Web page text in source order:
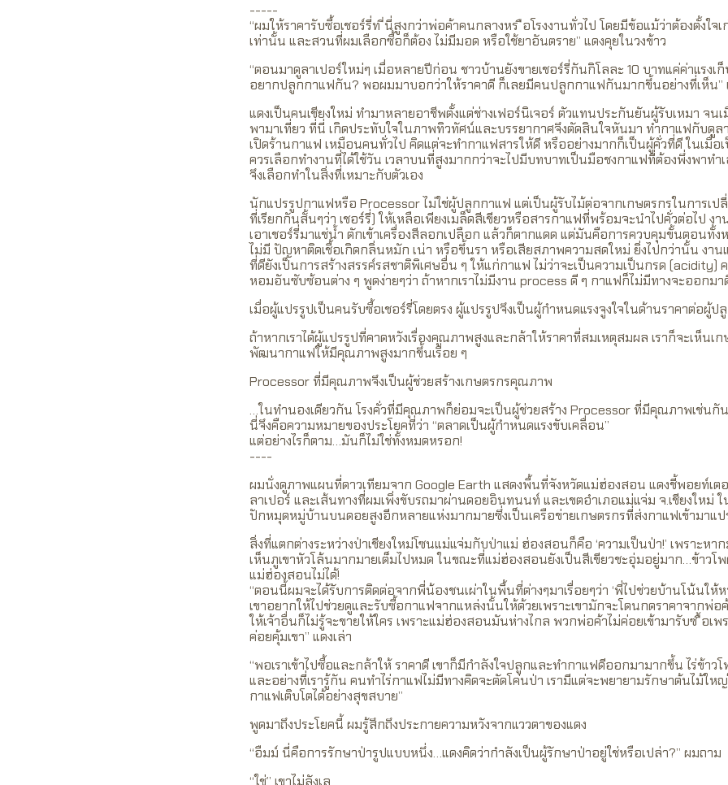
-----
“ผมให้ราคารับซื้อเชอร์รี่ท ี่นี่สูงกว่าพ่อค้าคนกลางหร ือโรงงานทั่วไป โดยมีข้อแม้ว่าต้องตั้งใ
เท่านั้น และสวนที่ผมเลือกซื้อก็ต้อง ไม่มีมอด หรือใช้ยาอันตราย” แดงคุยในวงข้าว
“ตอนมาดูลาเปอร์ใหม่ๆ เมื่อหลายปีก่อน ชาวบ้านยังขายเชอร์รี่กันกิโลละ 10 บาทแค่ค่าแรงเก็
อยากปลูกกาแฟกัน? พอผมมาบอกว่าให้ราคาดี ก็เลยมีคนปลูกกาแฟกันมากขึ้นอย่างที่เห็น”
แดงเป็นคนเชียงใหม่ ทำมาหลายอาชีพตั้งแต่ช่างเฟอร์นิเจอร์ ตัวแทนประกันยันผู้รับเหมา จน
พามาเที่ยว ที่นี่ เกิดประทับใจในภาพทิวทัศน์และบรรยากาศจึงตัดสินใจหันมา ทำกาแฟกับดูลา
เปิดร้านกาแฟ เหมือนคนทั่วไป คิดแต่จะทำกาแฟสารให้ดี หรืออย่างมากก็เป็นผู้คั่วที่ดี ในเมื่
ควรเลือกทำงานที่ได้ใช้วัน เวลาบนที่สูงมากกว่าจะไปมีบทบาทเป็นมือชงกาแฟที่ต้องพึ่งพาทำ
จึงเลือกทำในสิ่งที่เหมาะกับตัวเอง
นักแปรรูปกาแฟหรือ Processor ไม่ใช่ผู้ปลูกกาแฟ แต่เป็นผู้รับไม้ต่อจากเกษตรกรในการเ
ที่เรียกกันสั้นๆว่า เชอร์รี่) ให้เหลือเพียงเมล็ดสีเขียวหรือสารกาแฟที่พร้อมจะนำไปคั่วต่อไป ง
เอาเชอร์รี่มาแช่น้ำ ตักเข้าเครื่องสีลอกเปลือก แล้วก็ตากแดด แต่มันคือการควบคุมขั้นตอนทั้
ไม่มี ปัญหาติดเชื้อเกิดกลิ่นหมัก เน่า หรือขึ้นรา หรือเสียสภาพความสดใหม่ ยิ่งไปกว่านั้น งา
ที่ดียังเป็นการสร้างสรรค์รสชาติพิเศษอื่น ๆ ให้แก่กาแฟ ไม่ว่าจะเป็นความเป็นกรด (acidity)
หอมอันซับซ้อนต่าง ๆ พูดง่ายๆว่า ถ้าหากเราไม่มีงาน process ดี ๆ กาแฟก็ไม่มีทางจะออกมา
เมื่อผู้แปรรูปเป็นคนรับซื้อเชอร์รี่โดยตรง ผู้แปรรูปจึงเป็นผู้กำหนดแรงจูงใจในด้านราคาต่อผู้ป
ถ้าหากเราได้ผู้แปรรูปที่คาดหวังเรื่องคุณภาพสูงและกล้าให้ราคาที่สมเหตุสมผล เราก็จะเห็นเ
พัฒนากาแฟให้มีคุณภาพสูงมากขึ้นเรื่อย ๆ
Processor ที่มีคุณภาพจึงเป็นผู้ช่วยสร้างเกษตรกรคุณภาพ
…ในทำนองเดียวกัน โรงคั่วที่มีคุณภาพก็ย่อมจะเป็นผู้ช่วยสร้าง Processor ที่มีคุณภาพเช่นกัน
นี่จึงคือความหมายของประโยคที่ว่า “ตลาดเป็นผู้กำหนดแรงขับเคลื่อน”
แต่อย่างไรก็ตาม…มันก็ไม่ใช่ทั้งหมดหรอก!
----
ผมนั่งดูภาพแผนที่ดาวเทียมจาก Google Earth แสดงพื้นที่จังหวัดแม่ฮ่องสอน แดงชี้พอยท์เต
ลาเปอร์ และเส้นทางที่ผมเพิ่งขับรถมาผ่านดอยอินทนนท์ และเขตอำเภอแม่แจ่ม จ.เชียงใหม่
ปักหมุดหมู่บ้านบนดอยสูงอีกหลายแห่งมากมายซึ่งเป็นเครือข่ายเกษตรกรที่ส่งกาแฟเข้ามาแป
สิ่งที่แตกต่างระหว่างป่าเชียงใหม่โซนแม่แจ่มกับป่าแม่ ฮ่องสอนก็คือ ‘ความเป็นป่า!’ เพราะหา
เห็นภูเขาหัวโล้นมากมายเต็มไปหมด ในขณะที่แม่ฮ่องสอนยังเป็นสีเขียวชะอุ่มอยู่มาก…ข้าวโพ
แม่ฮ่องสอนไม่ได้!
“ตอนนี้ผมจะได้รับการติดต่อจากพี่น้องชนเผ่าในพื้นที่ต่างๆมาเรื่อยๆว่า ‘พี่ไปช่วยบ้านโน้นให้
เขาอยากให้ไปช่วยดูและรับซื้อกาแฟจากแหล่งนั้นให้ด้วยเพราะเขามักจะโดนกดราคาจากพ่อ
ให้เจ้าอื่นก็ไม่รู้จะขายให้ใคร เพราะแม่ฮ่องสอนมันห่างไกล พวกพ่อค้าไม่ค่อยเข้ามารับซ ื้อเพ
ค่อยคุ้มเขา” แดงเล่า
“พอเราเข้าไปซื้อและกล้าให้ ราคาดี เขาก็มีกำลังใจปลูกและทำกาแฟดีออกมามากขึ้น ไร่ข้าวโ
และอย่างที่เรารู้กัน คนทำไร่กาแฟไม่มีทางคิดจะตัดโค่นป่า เรามีแต่จะพยายามรักษาต้นไม้ให
กาแฟเติบโตได้อย่างสุขสบาย”
พูดมาถึงประโยคนี้ ผมรู้สึกถึงประกายความหวังจากแววตาของแดง
“อืมม์ นี่คือการรักษาป่ารูปแบบหนึ่ง…แดงคิดว่ากำลังเป็นผู้รักษาป่าอยู่ใช่หรือเปล่า?” ผมถาม
“ใช่” เขาไม่ลังเล